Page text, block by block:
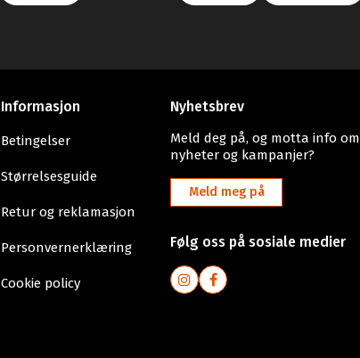
Informasjon
Betingelser
Størrelsesguide
Retur og reklamasjon
Personvernerklæring
Cookie policy
Nyhetsbrev
Meld deg på, og motta info om
nyheter og kampanjer?
Meld meg på
Følg oss på sosiale medier